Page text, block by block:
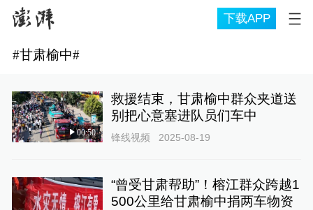
下载APP
#甘肃榆中#
00:50
救援结束，甘肃榆中群众夹道送
别把心意塞进队员们车中
锋线视频 2025-08-19
“曾受甘肃帮助”！榕江群众跨越1
500公里给甘肃榆中捐两车物资